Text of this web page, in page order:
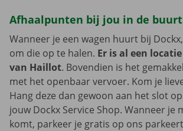
Afhaalpunten bij jou in de buurt
Wanneer je een wagen huurt bij
om die op te halen. Er is al een
van Haillot. Bovendien is het
met het openbaar vervoer. Kom je
Hang deze dan gewoon aan het slot
jouw Dockx Service Shop. Wanneer je
komt, parkeer je gratis op ons